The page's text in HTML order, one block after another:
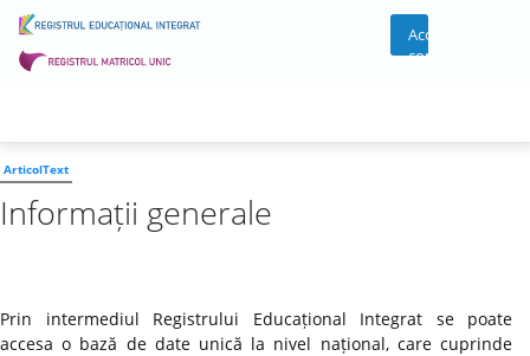
Acces
cont
ArticolText
Informații generale
Prin intermediul Registrului Educațional Integrat se poate
accesa o bază de date unică la nivel național, care cuprinde